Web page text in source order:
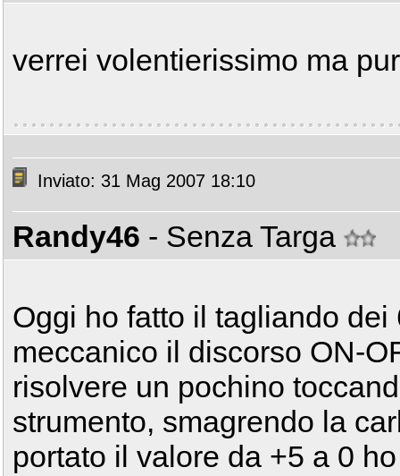
verrei volentierissimo ma
Inviato: 31 Mag 2007 18:10
Randy46 - Senza Targa
Oggi ho fatto il tagliando
meccanico il discorso ON-
risolvere un pochino
strumento, smagrendo la
portato il valore da +5 a 0